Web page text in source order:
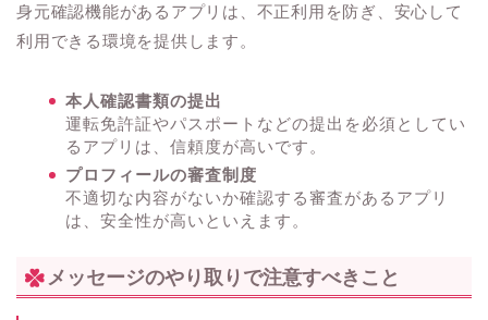
身元確認機能があるアプリは、不正利用を防ぎ、安心して
利用できる環境を提供します。
本人確認書類の提出
運転免許証やパスポートなどの提出を必須としてい
るアプリは、信頼度が高いです。
プロフィールの審査制度
不適切な内容がないか確認する審査があるアプリ
は、安全性が高いといえます。
メッセージのやり取りで注意すべきこと